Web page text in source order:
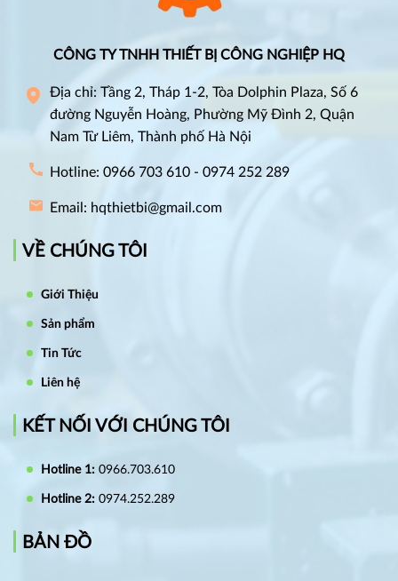
CÔNG TY TNHH THIẾT BỊ CÔNG NGHIỆP HQ
Địa chỉ: Tầng 2, Tháp 1-2, Tòa Dolphin Plaza, Số 6
đường Nguyễn Hoàng, Phường Mỹ Đình 2, Quận
Nam Từ Liêm, Thành phố Hà Nội
Hotline: 0966 703 610 - 0974 252 289
Email: hqthietbi@gmail.com
VỀ CHÚNG TÔI
Giới Thiệu
Sản phẩm
Tin Tức
Liên hệ
KẾT NỐI VỚI CHÚNG TÔI
Hotline 1: 0966.703.610
Hotline 2: 0974.252.289
BẢN ĐỒ